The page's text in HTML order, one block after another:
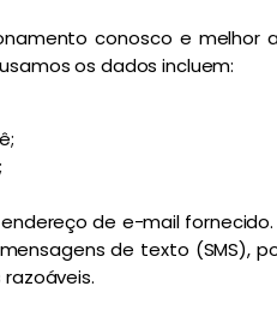
conosco e
os dados incluem:
de e-mail
de texto (SMS),